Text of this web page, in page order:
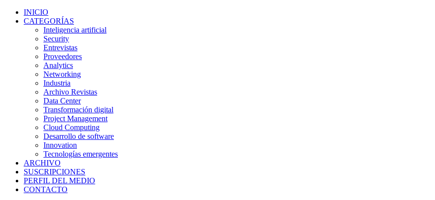
INICIO
CATEGORÍAS
Inteligencia artificial
Security
Entrevistas
Proveedores
Analytics
Networking
Industria
Archivo Revistas
Data Center
Transformación digital
Project Management
Cloud Computing
Desarrollo de software
Innovation
Tecnologías emergentes
ARCHIVO
SUSCRIPCIONES
PERFIL DEL MEDIO
CONTACTO